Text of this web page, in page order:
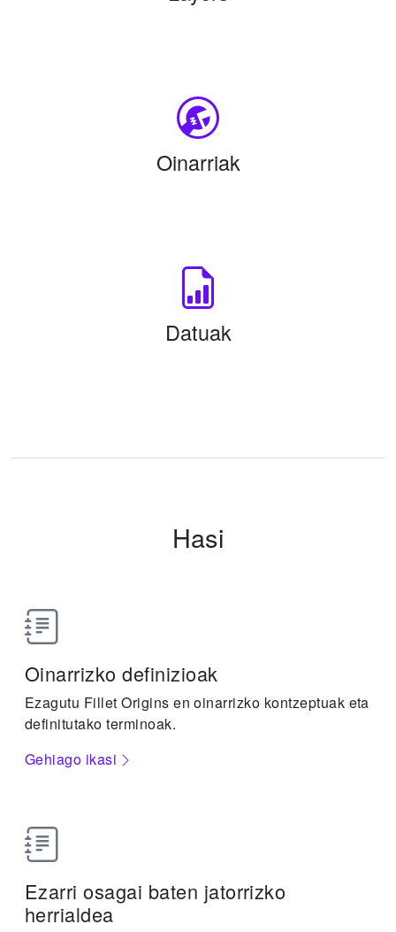
Oinarriak
Datuak
Hasi
Oinarrizko definizioak
Ezagutu Fillet Origins en oinarrizko kontzeptuak eta
definitutako terminoak.
Gehiago ikasi
Ezarri osagai baten jatorrizko
herrialdea